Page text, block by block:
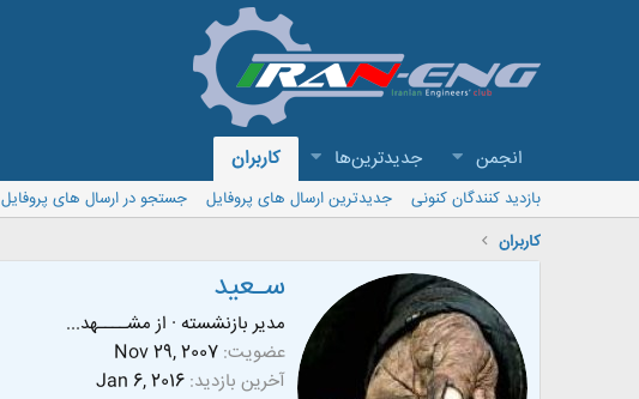
انجمن جدیدترین‌ها کاربران
بازدید کنندگان کنونی جدیدترین ارسال های پروفایل
جستجو در ارسال های پروفایل
کاربران
سـعید
مدیر بازنشسته · از مشــــهد...
عضویت Nov 29, 2007
آخرین بازدید Jan 6, 2016